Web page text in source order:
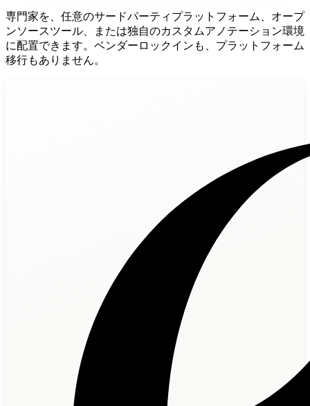
専門家を、任意のサードパーティプラットフォーム、オープ
ンソースツール、または独自のカスタムアノテーション環境
に配置できます。ベンダーロックインも、プラットフォーム
移行もありません。